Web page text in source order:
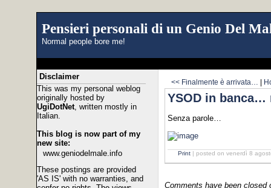
Pensieri personali di un Genio Del
Normal people bore me!
Disclaimer
This was my personal weblog
originally hosted by
UgiDotNet, written mostly in
Italian.
This blog is now part of my
new site:
www.geniodelmale.info
These postings are provided
'AS IS' with no warranties, and
<< Finalmente è arrivata… |
YSOD in banca…
Senza parole…
Print | posted on venerdì 8
Comments have been closed